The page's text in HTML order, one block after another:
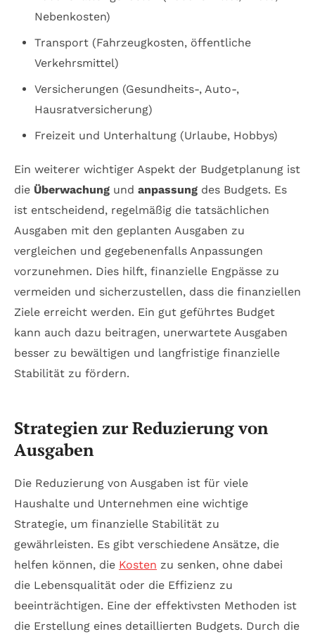
Nebenkosten)
Transport (Fahrzeugkosten, öffentliche
Verkehrsmittel)
Versicherungen (Gesundheits-, Auto-,
Hausratversicherung)
Freizeit und Unterhaltung (Urlaube, Hobbys)
Ein weiterer wichtiger Aspekt der Budgetplanung ist
die Überwachung und anpassung des Budgets. Es
ist entscheidend, regelmäßig die tatsächlichen
Ausgaben mit den geplanten Ausgaben zu
vergleichen und gegebenenfalls Anpassungen
vorzunehmen. Dies hilft, finanzielle Engpässe zu
vermeiden und sicherzustellen, dass die finanziellen
Ziele erreicht werden. Ein gut geführtes Budget
kann auch dazu beitragen, unerwartete Ausgaben
besser zu bewältigen und langfristige finanzielle
Stabilität zu fördern.
Strategien zur Reduzierung von
Ausgaben
Die Reduzierung von Ausgaben ist für viele
Haushalte und Unternehmen eine wichtige
Strategie, um finanzielle Stabilität zu
gewährleisten. Es gibt verschiedene Ansätze, die
helfen können, die Kosten zu senken, ohne dabei
die Lebensqualität oder die Effizienz zu
beeinträchtigen. Eine der effektivsten Methoden ist
die Erstellung eines detaillierten Budgets. Durch die